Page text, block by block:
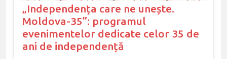
„Independența care ne unește.
Moldova-35”: programul
evenimentelor dedicate celor 35 de
ani de independență